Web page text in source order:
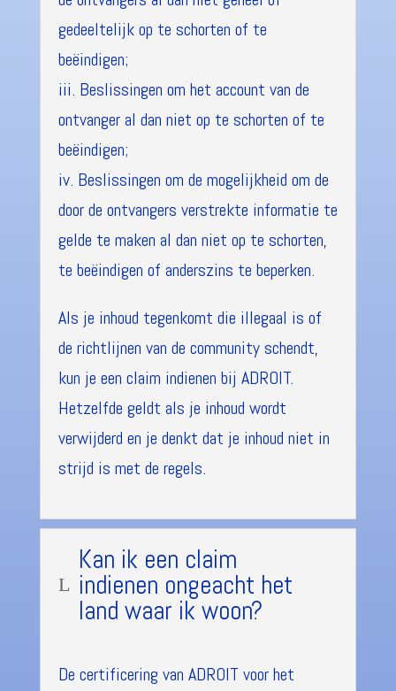
gedeeltelijk op te schorten of te
beëindigen;
iii. Beslissingen om het account van de
ontvanger al dan niet op te schorten of te
beëindigen;
iv. Beslissingen om de mogelijkheid om de
door de ontvangers verstrekte informatie te
gelde te maken al dan niet op te schorten,
te beëindigen of anderszins te beperken.
Als je inhoud tegenkomt die illegaal is of
de richtlijnen van de community schendt,
kun je een claim indienen bij ADROIT.
Hetzelfde geldt als je inhoud wordt
verwijderd en je denkt dat je inhoud niet in
strijd is met de regels.
L
Kan ik een claim
indienen ongeacht het
land waar ik woon?
De certificering van ADROIT voor het